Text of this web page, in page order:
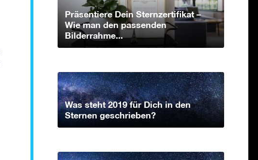
Präsentiere Dein Sternzertifikat –
Wie man den passenden
Bilderrahme...
Was steht 2019 für Dich in den
Sternen geschrieben?